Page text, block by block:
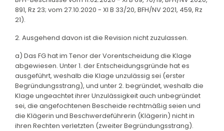
891, Rz 23; vom 27.10.2020 - XI B 33/20, BFH/NV 2021, 459, Rz
21).
2. Ausgehend davon ist die Revision nicht zuzulassen.
a) Das FG hat im Tenor der Vorentscheidung die Klage
abgewiesen. Unter 1. der Entscheidungsgründe hat es
ausgeführt, weshalb die Klage unzulässig sei (erster
Begründungsstrang), und unter 2. begründet, weshalb die
Klage ungeachtet ihrer Unzulässigkeit auch unbegründet
sei, die angefochtenen Bescheide rechtmäßig seien und
die Klägerin und Beschwerdeführerin (Klägerin) nicht in
ihren Rechten verletzten (zweiter Begründungsstrang).